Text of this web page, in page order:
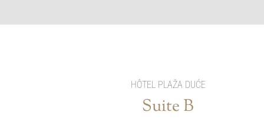
HÔTEL PLAŽA DUĆE
Suite B